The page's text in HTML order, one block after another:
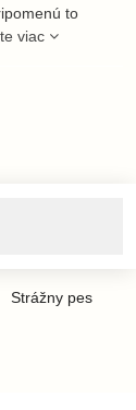
to
viac
Strážny pes